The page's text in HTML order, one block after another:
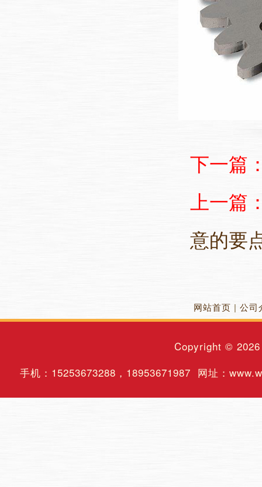
下一篇
上一篇
意的要
网站首页 | 公司
Copyright ©
手机： 15253673288 ， 18953671987 网址：